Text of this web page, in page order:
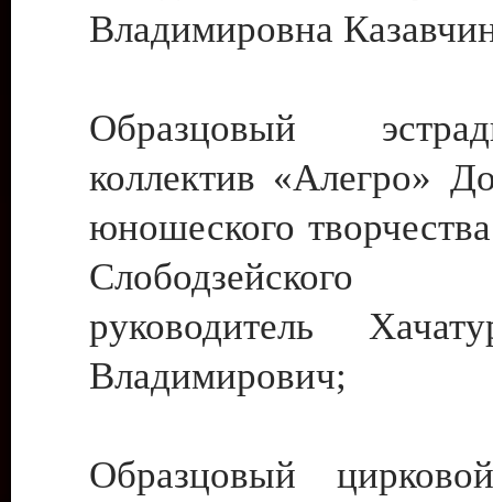
Владимировна
Образцовый
коллектив «Алегро»
юношеского
руководитель
Владимирович;
Образцовый